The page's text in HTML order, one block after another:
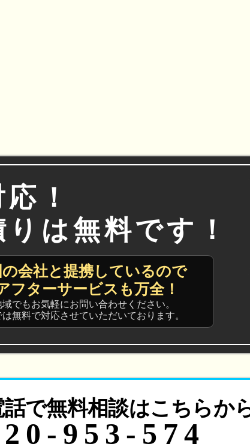
！
は無料です！
会社と提携しているので
フターサービスも万全！
でもお気軽にお問い合わせください。
無料で対応させていただいております。
で無料相談はこちらか
953-574